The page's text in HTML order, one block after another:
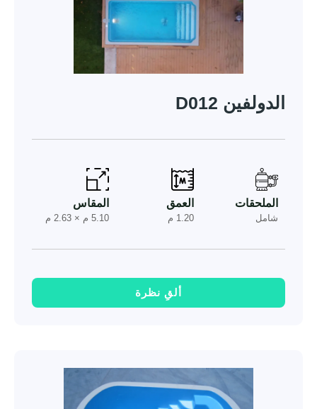
الدولفين D012
الملحقات
شامل
العمق
1.20 م
المقاس
5.10 م × 2.63 م
ألقِ نظرة